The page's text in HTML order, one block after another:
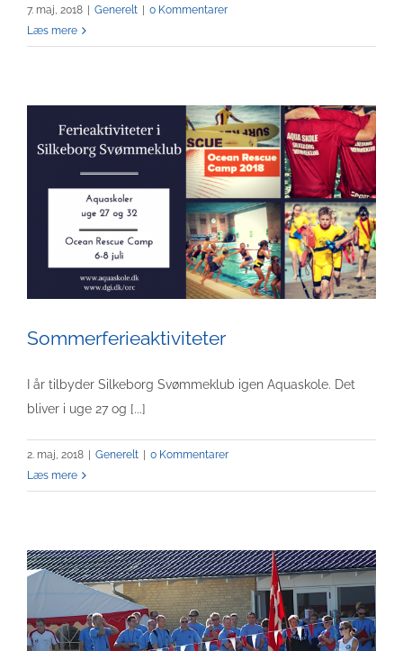
7. maj, 2018 | Generelt | 0 Kommentarer
Læs mere
Sommerferieaktiviteter
I år tilbyder Silkeborg Svømmeklub igen Aquaskole. Det
bliver i uge 27 og [...]
2. maj, 2018 | Generelt | 0 Kommentarer
Læs mere